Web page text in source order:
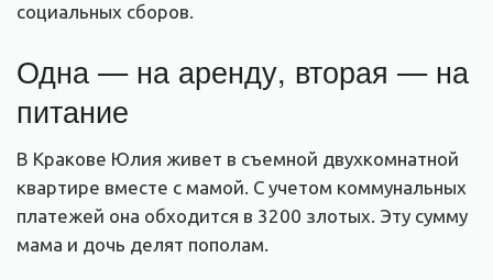
социальных сборов.
Одна — на аренду, вторая — на
питание
В Кракове Юлия живет в съемной двухкомнатной
квартире вместе с мамой. С учетом коммунальных
платежей она обходится в 3200 злотых. Эту сумму
мама и дочь делят пополам.